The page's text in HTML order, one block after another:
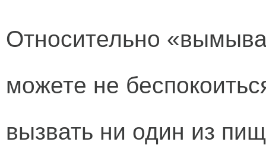
Относительно
можете не
вызвать ни один из